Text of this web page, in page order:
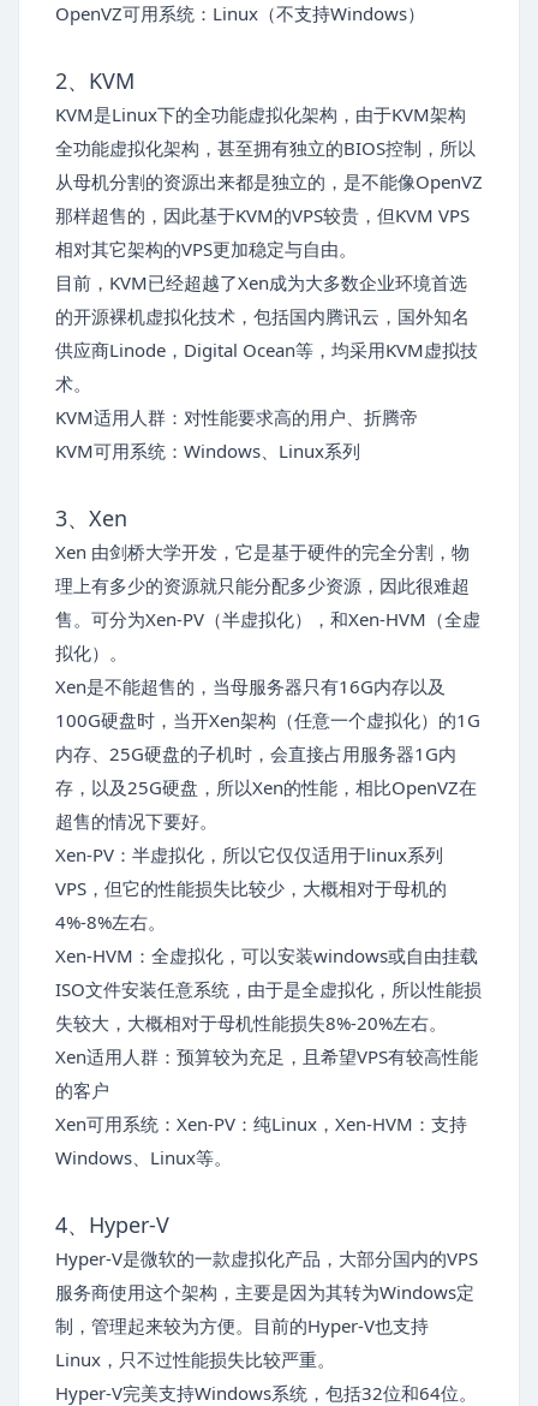
OpenVZ可用系统：Linux（不支持Windows）
2、KVM
KVM是Linux下的全功能虚拟化架构，由于KVM架构
全功能虚拟化架构，甚至拥有独立的BIOS控制，所以
从母机分割的资源出来都是独立的，是不能像OpenVZ
那样超售的，因此基于KVM的VPS较贵，但KVM VPS
相对其它架构的VPS更加稳定与自由。
目前，KVM已经超越了Xen成为大多数企业环境首选
的开源裸机虚拟化技术，包括国内腾讯云，国外知名
供应商Linode，Digital Ocean等，均采用KVM虚拟技
术。
KVM适用人群：对性能要求高的用户、折腾帝
KVM可用系统：Windows、Linux系列
3、Xen
Xen 由剑桥大学开发，它是基于硬件的完全分割，物
理上有多少的资源就只能分配多少资源，因此很难超
售。可分为Xen-PV（半虚拟化），和Xen-HVM（全虚
拟化）。
Xen是不能超售的，当母服务器只有16G内存以及
100G硬盘时，当开Xen架构（任意一个虚拟化）的1G
内存、25G硬盘的子机时，会直接占用服务器1G内
存，以及25G硬盘，所以Xen的性能，相比OpenVZ在
超售的情况下要好。
Xen-PV：半虚拟化，所以它仅仅适用于linux系列
VPS，但它的性能损失比较少，大概相对于母机的
4%-8%左右。
Xen-HVM：全虚拟化，可以安装windows或自由挂载
ISO文件安装任意系统，由于是全虚拟化，所以性能损
失较大，大概相对于母机性能损失8%-20%左右。
Xen适用人群：预算较为充足，且希望VPS有较高性能
的客户
Xen可用系统：Xen-PV：纯Linux，Xen-HVM：支持
Windows、Linux等。
4、Hyper-V
Hyper-V是微软的一款虚拟化产品，大部分国内的VPS
服务商使用这个架构，主要是因为其转为Windows定
制，管理起来较为方便。目前的Hyper-V也支持
Linux，只不过性能损失比较严重。
Hyper-V完美支持Windows系统，包括32位和64位。